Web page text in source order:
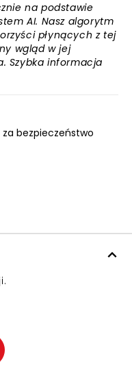
na podstawie
AI. Nasz algorytm
płynących z tej
wgląd w jej
Szybka informacja
bezpieczeństwo